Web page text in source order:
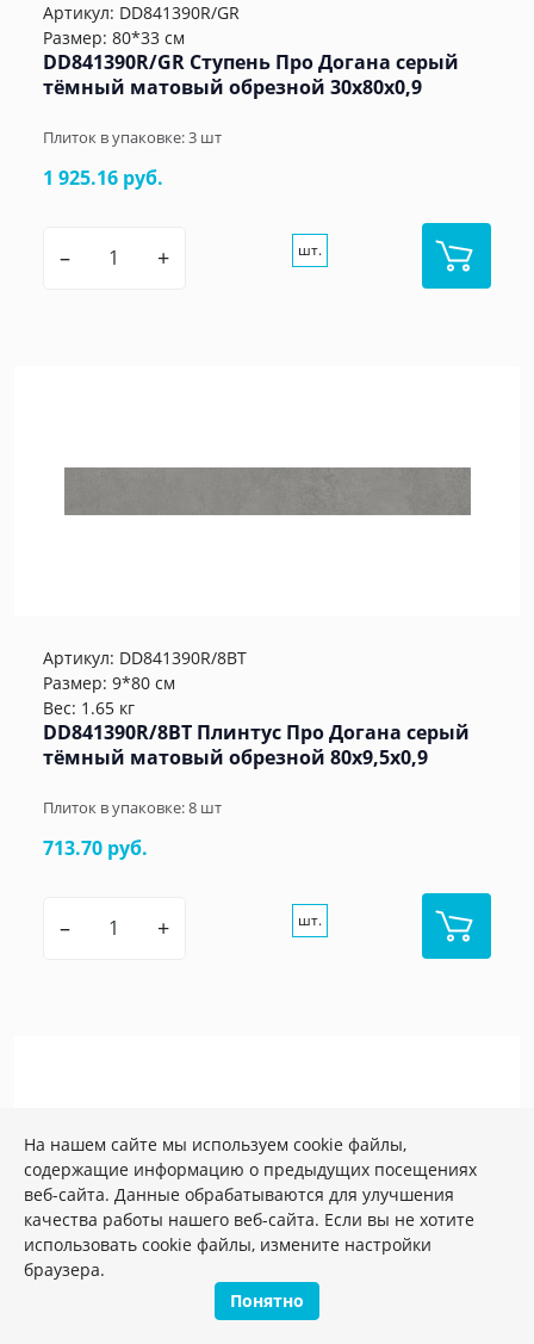
Артикул: DD841390R/GR
Размер: 80*33 см
DD841390R/GR Ступень Про Догана серый
тёмный матовый обрезной 30x80x0,9
Плиток в упаковке:3 шт
1 925.16 руб.
– + шт.
Артикул: DD841390R/8BT
Размер: 9*80 см
Вес: 1.65 кг
DD841390R/8BT Плинтус Про Догана серый
тёмный матовый обрезной 80x9,5x0,9
Плиток в упаковке:8 шт
713.70 руб.
– + шт.
На нашем сайте мы используем cookie файлы,
содержащие информацию о предыдущих посещениях
веб-сайта. Данные обрабатываются для улучшения
качества работы нашего веб-сайта. Если вы не хотите
использовать cookie файлы, измените настройки
браузера.
Понятно